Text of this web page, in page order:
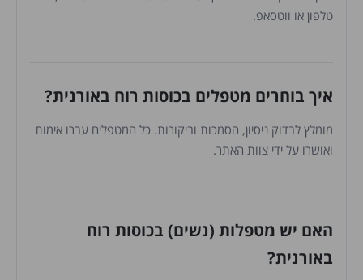
טלפון או ווטסאפ.
איך בוחרים מטפלים בכוסות רוח באורנית?
מומלץ לבדוק ניסיון, הסמכות וביקורות. כל המטפלים עברו אימות
ואושרו על ידי צוות האתר.
האם יש מטפלות (נשים) בכוסות רוח
באורנית?